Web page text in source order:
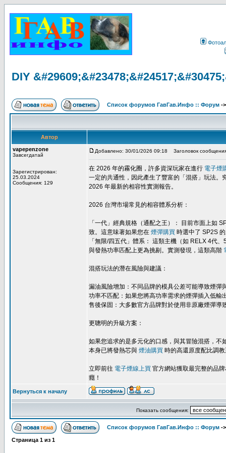
DIY
Список форумов ГавГав.Инфо :: Форум -
Автор
vapepenzone
Завсегдатай
Зарегистрирован:
25.03.2024
Сообщения: 129
Добавлено: 30/01/2026 09:18 Заголовок
在 2026 年的霧化圈，許多資深玩家在進行 電子煙
一定的共通性，因此產生了豐富的「混搭」玩法
2026 年最新的相容性實測報告。
2026 台灣市場常見的相容體系分析：
「一代」經典規格（通配之王）： 目前市面上如
致。這意味著如果您在 煙彈購買 時選中了 SP2S
「無限/四五代」體系： 這類主機（如 RELX 4代
與發熱功率匹配上更為挑剔。實測發現，這類高階
混搭玩法的潛在風險與建議：
漏油風險增加：不同品牌的模具公差可能導致煙
功率不匹配：如果您將高功率需求的煙彈插入低輸
售後保固：大多數官方品牌對於使用非原廠煙彈導
更聰明的升級方案：
如果您追求的是多元化的口感，與其冒險混搭，不
本身已將發熱芯與 煙油購買 時的高還原度配比調
立即前往 電子煙線上買 官方網站獲取最完整的品
癮！
Вернуться к началу
Показать сообщения:
Список форумов ГавГав.Инфо :: Форум -
Страница 1 из 1